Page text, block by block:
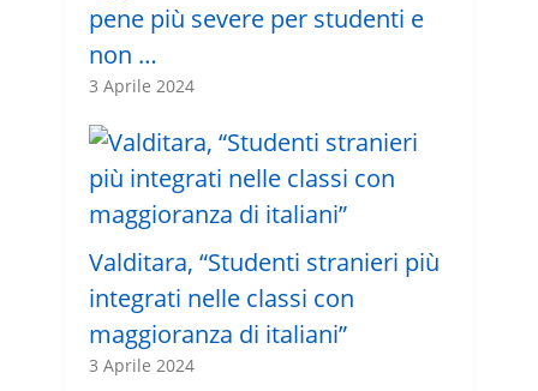
pene più severe per studenti e
non …
3 Aprile 2024
Valditara, “Studenti stranieri più
integrati nelle classi con
maggioranza di italiani”
3 Aprile 2024